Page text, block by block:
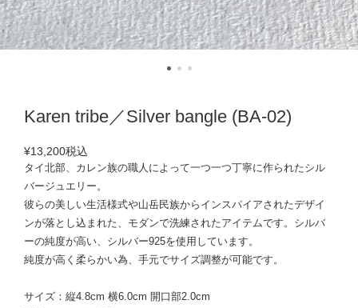
Karen tribe／Silver bangle (BA-02)
¥13,200税込
タイ北部、カレン族の職人によって一つ一つ丁寧に作られたシル
バージュエリー。
彼らの美しい生活様式や山岳民族からインスパイアされたデザイ
ンが落とし込まれた、モダンで洗練されたアイテムです。シルバ
ーの純度が高い、シルバー925を使用しています。
純度が高く柔らかい為、手元でサイズ調整が可能です。
サイズ：縦4.8cm 横6.0cm 開口部2.0cm